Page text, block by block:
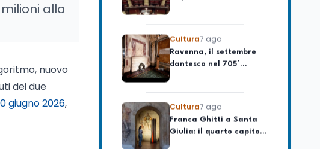
alla
nuovo
dei due
giugno 2026,
Bari il 4 settembre per
celebrare il governo più
longevo dell’Italia
repubblicana
Cultura7 ago
Ravenna, il settembre
dantesco nel 705°
anniversario della morte
Cultura7 ago
Franca Ghitti a Santa
Giulia: il quarto capitolo
dei Palcoscenici